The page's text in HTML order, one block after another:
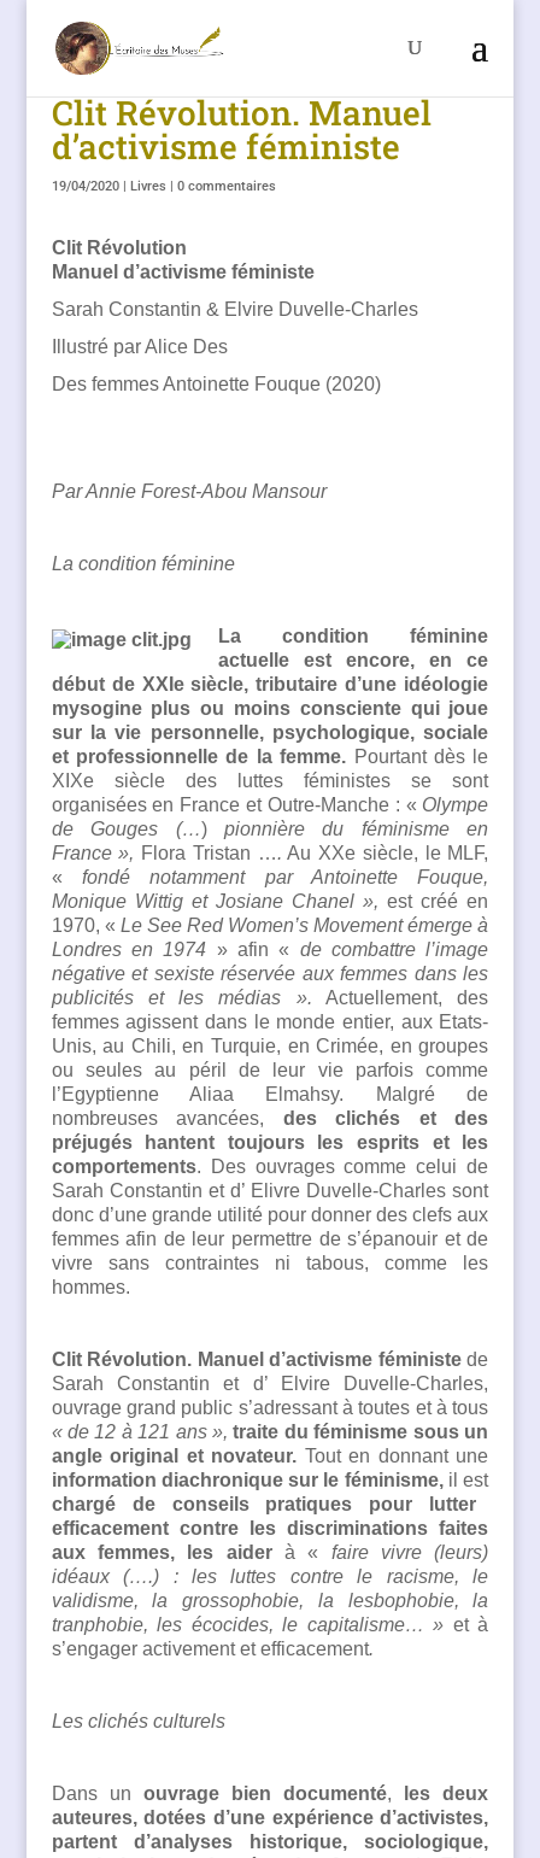
Clit Révolution. Manuel
d’activisme féministe
19/04/2020| Livres | 0 commentaires
Clit Révolution
Manuel d’activisme féministe
Sarah Constantin & Elvire Duvelle-Charles
Illustré par Alice Des
Des femmes Antoinette Fouque (2020)
Par Annie Forest-Abou Mansour
La condition féminine
La condition féminine
actuelle est encore, en ce
début de XXIe siècle, tributaire d’une idéologie
mysogine plus ou moins consciente qui joue
sur
a vie personnelle, psychologique, sociale
et professionnellede la femme. Pourtant dès le
XIXe siècle des luttes féministes se sont
organisées en France et Outre-Manche : « Olympe
de Gouges (…) pionnière du féminisme en
France », Flora Tristan …. Au XXe siècle, le MLF,
« fondé notamment par Antoinette Fouque,
Monique Wittig et Josiane Chanel »,est créé en
1970, « Le See Red Women’s Movement émerge à
Londres en 1974 » afin « de combattre l’image
négative et sexiste réservée aux femmes dans les
publicités et les médias ». Actuellement, des
femmes agissent dans le monde entier, aux Etats-
Unis, au Chili, en Turquie, en Crimée, en groupes
ou seules au péril de leur vie parfois comme
l’Egyptienne Aliaa Elmahsy. Malgré de
nombreuses avancées, des clichés etdes
préjugés hantent toujours les esprits et les
comportements. Des ouvrages comme celui de
Sarah Constantin et d’ Elivre Duvelle-Charles sont
donc d’une grande utilité pour donner des clefs aux
femmes afin de leur permettre de s’épanouir et de
vivre sans contraintes ni tabous, comme les
hommes.
Clit Révolution. Manuel d’activisme féministede
Sarah Constantin et d’ Elvire Duvelle-Charles,
ouvrage grand public s’adressant à toutes et à tous
« de 12 à 121 ans »,traite du féminisme sous un
angle original et novateur. Tout en donnant une
information diachronique sur le féminisme, il est
chargé de conseils pratiques pour lutter
efficacement contre les discriminations faites
aux femmes, les aiderà « faire vivre (leurs)
idéaux (….) : les luttes contre le racisme, le
validisme, la grossophobie, la lesbophobie, la
tranphobie, les écocides, le capitalisme… » et à
s’engager activement et efficacement.
Les clichés culturels
Dans un ouvrage bien documenté,
les deux
auteures, dotées d’une expérience d’activistes,
partent d’analyses historique, sociologique,